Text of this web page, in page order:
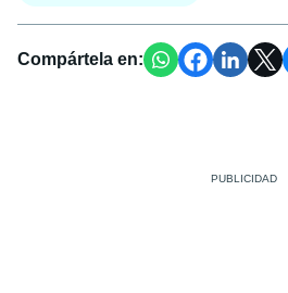
Compártela en: